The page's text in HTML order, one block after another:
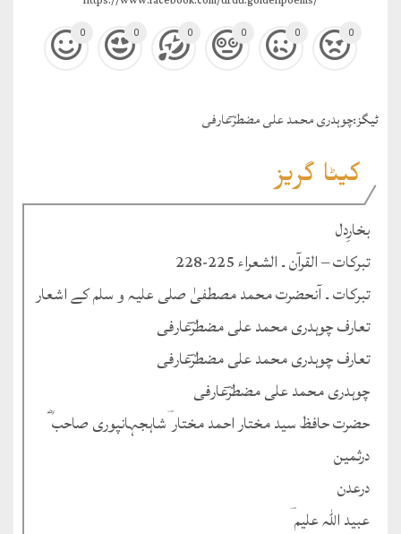
0 0 0 0 0 0
ٹيگز:چوہدری محمد علی مضطرؔعارفی
کیٹا گریز
بخارِدل
تبرکات – القرآن ۔ الشعراء 225-228
تبرکات ۔ آنحضرت محمد مصطفیٰ صلی علیہ و سلم کے اشعار
تعارف چوہدری محمد علی مضطرؔعارفی
تعارف چوہدری محمد علی مضطرؔعارفی
چوہدری محمد علی مضطرؔعارفی
حضرت حافظ سید مختار احمد مختار ؔشاہجہانپوری صاحب ؓ
درثمین
درعدن
عبید اللہ علیم ؔ